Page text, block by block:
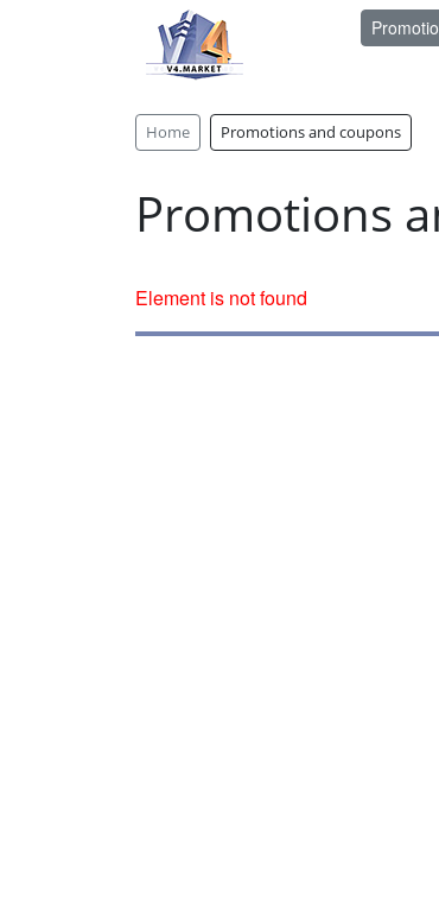
Home Promotions and coupons
Promotions
Element is not found